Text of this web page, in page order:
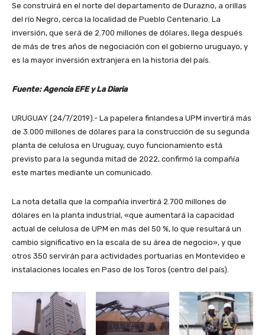
Se construirá en el norte del departamento de Durazno, a orillas
del río Negro, cerca la localidad de Pueblo Centenario. La
inversión, que será de 2.700 millones de dólares, llega después
de más de tres años de negociación con el gobierno uruguayo, y
es la mayor inversión extranjera en la historia del país.
Fuente: Agencia EFE y La Diaria
URUGUAY (24/7/2019).- La papelera finlandesa UPM invertirá más
de 3.000 millones de dólares para la construcción de su segunda
planta de celulosa en Uruguay, cuyo funcionamiento está
previsto para la segunda mitad de 2022, confirmó la compañía
este martes mediante un comunicado.
La nota detalla que la compañía invertirá 2.700 millones de
dólares en la planta industrial, «que aumentará la capacidad
actual de celulosa de UPM en más del 50 %, lo que resultará un
cambio significativo en la escala de su área de negocio», y que
otros 350 servirán para actividades portuarias en Montevideo e
instalaciones locales en Paso de los Toros (centro del país).